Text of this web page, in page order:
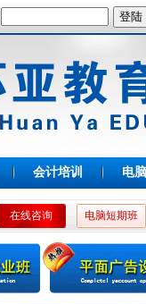
会计培训 电
在线咨询 电脑短期班